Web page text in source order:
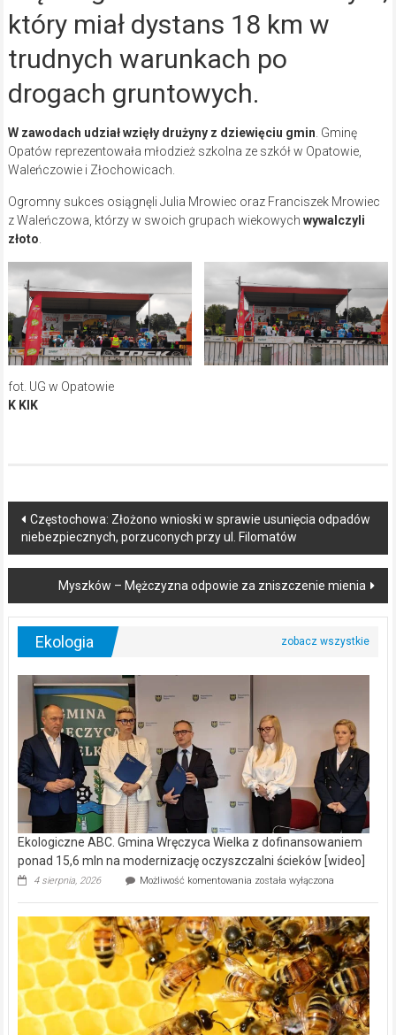
który miał dystans 18 km w
trudnych warunkach po
drogach gruntowych.
W zawodach udział wzięły drużyny z dziewięciu gmin. Gminę
Opatów reprezentowała młodzież szkolna ze szkół w Opatowie,
Waleńczowie i Złochowicach.
Ogromny sukces osiągnęli Julia Mrowiec oraz Franciszek Mrowiec
z Waleńczowa, którzy w swoich grupach wiekowych wywalczyli
złoto.
fot. UG w Opatowie
K KIK
Post
navigation
Częstochowa: Złożono wnioski w sprawie usunięcia odpadów
niebezpiecznych, porzuconych przy ul. Filomatów
Myszków – Mężczyzna odpowie za zniszczenie mienia
Ekologia
Ekologiczne ABC. Gmina Wręczyca Wielka z dofinansowaniem
ponad 15,6 mln na modernizację oczyszczalni ścieków [wideo]
4 sierpnia, 2026 Możliwość komentowania Ekologiczne
Wręczyca
Wielka
z
dofinansowaniem
ponad
15,6
mln
na
została wyłączona